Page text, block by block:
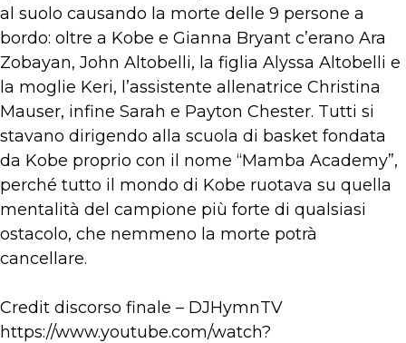
al suolo causando la morte delle 9 persone a
bordo: oltre a Kobe e Gianna Bryant c’erano Ara
Zobayan, John Altobelli, la figlia Alyssa Altobelli e
la moglie Keri, l’assistente allenatrice Christina
Mauser, infine Sarah e Payton Chester. Tutti si
stavano dirigendo alla scuola di basket fondata
da Kobe proprio con il nome “Mamba Academy”,
perché tutto il mondo di Kobe ruotava su quella
mentalità del campione più forte di qualsiasi
ostacolo, che nemmeno la morte potrà
cancellare.
Credit discorso finale – DJHymnTV
https://www.youtube.com/watch?